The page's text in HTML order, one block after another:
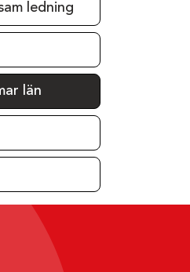
ledning
län